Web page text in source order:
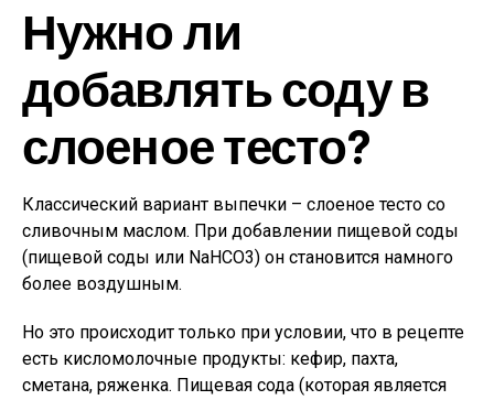
Нужно ли
добавлять соду в
слоеное тесто?
Классический вариант выпечки – слоеное тесто со
сливочным маслом. При добавлении пищевой соды
(пищевой соды или NaHCO3) он становится намного
более воздушным.
Но это происходит только при условии, что в рецепте
есть кисломолочные продукты: кефир, пахта,
сметана, ряженка. Пищевая сода (которая является